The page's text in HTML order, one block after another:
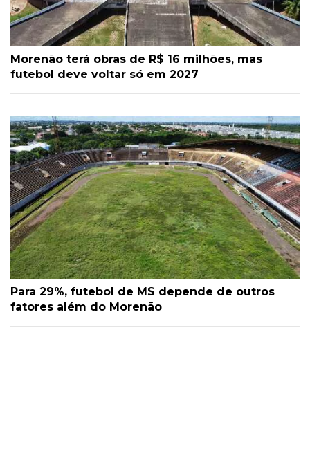
Morenão terá obras de R$ 16 milhões, mas
futebol deve voltar só em 2027
Para 29%, futebol de MS depende de outros
fatores além do Morenão